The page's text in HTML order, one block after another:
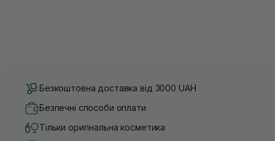
Безкоштовна доставка від 3000 UAH
Безпечні способи оплати
Тільки оригінальна косметика